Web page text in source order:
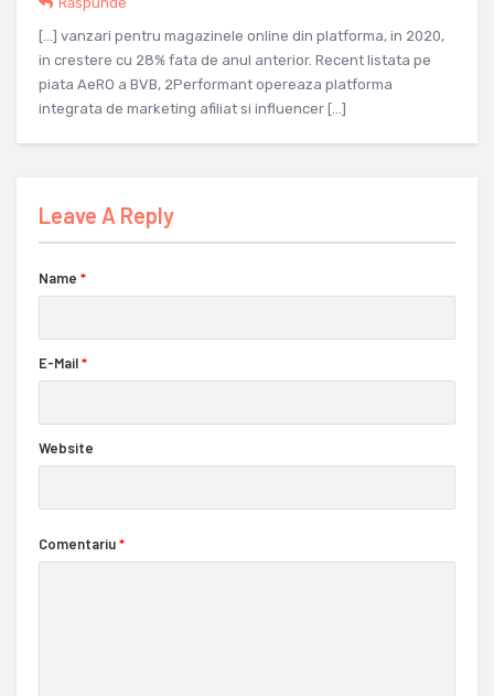
[…] vanzari pentru magazinele online din platforma, in 2020,
in crestere cu 28% fata de anul anterior. Recent listata pe
piata AeRO a BVB, 2Performant opereaza platforma
integrata de marketing afiliat si influencer […]
Leave A Reply
Name *
E-Mail*
Website
Comentariu*